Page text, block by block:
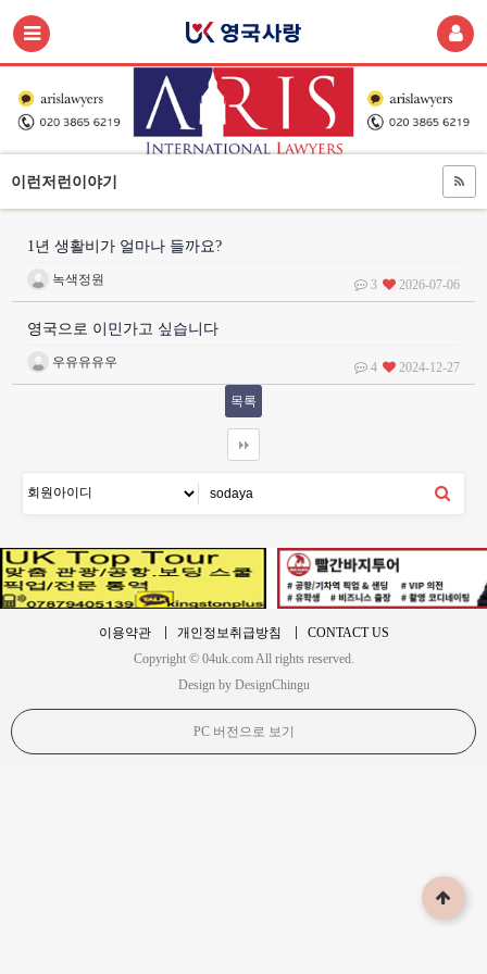
이런저런이야기
1년 생활비가 얼마나 들까요?
녹색정원 3 2026-07-06
영국으로 이민가고 싶습니다
우유유유우 4 2024-12-27
목록
이용약관 개인정보취급방침
CONTACT US
Copyright © 04uk.com All rights reserved.
Design by DesignChingu
PC 버전으로 보기